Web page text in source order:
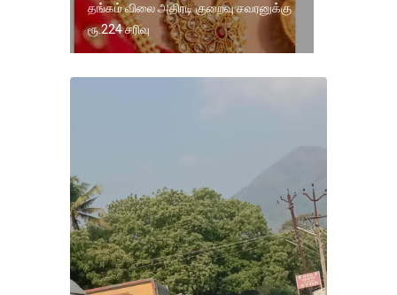
தங்கம் விலை அதிரடி குறைவு சவரனுக்கு
ரூ.224 சரிவு